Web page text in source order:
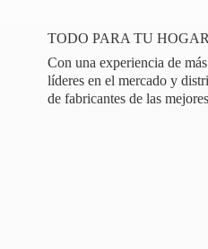
TODO PARA TU
Con una experiencia de
líderes en el mercado y
de fabricantes de las